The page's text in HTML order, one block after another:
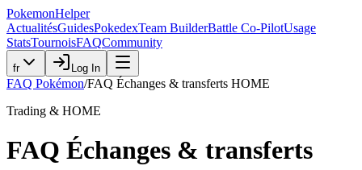
PokemonHelper
ActualitésGuidesPokedexTeam BuilderBattle Co-PilotUsage
StatsTournoisFAQCommunity
fr Log In
FAQ Pokémon/FAQ Échanges & transferts HOME
Trading & HOME
FAQ Échanges & transferts